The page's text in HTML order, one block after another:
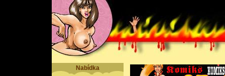
Nabídka